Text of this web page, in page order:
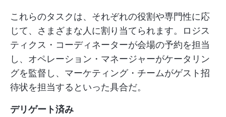
これらのタスクは、それぞれの役割や専門性に応
じて、さまざまな人に割り当てられます。ロジス
ティクス・コーディネーターが会場の予約を担当
し、オペレーション・マネージャーがケータリン
グを監督し、マーケティング・チームがゲスト招
待状を担当するといった具合だ。
デリゲート済み